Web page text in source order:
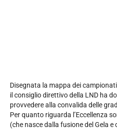
Disegnata la mappa dei
il consiglio direttivo della LND ha
provvedere alla convalida delle
Per quanto riguarda l’Eccellenza
(che nasce dalla fusione del Gela